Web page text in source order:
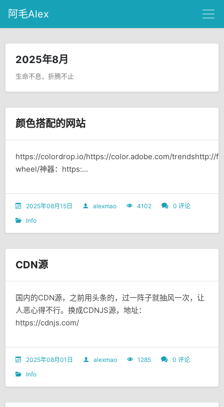
阿毛Alex
2025年8月
生命不息，折腾不止
颜色搭配的网站
https://colordrop.io/https://color.adobe.com/trendshttp://
wheel/神器：https:...
2025年08月15日 alexmao 4102
0 评论
Info
CDN源
国内的CDN源，之前用头条的，过一阵子就抽风一次，让
人恶心得不行。换成CDNJS源，地址：
https://cdnjs.com/
2025年08月01日 alexmao 1285
0 评论
Info